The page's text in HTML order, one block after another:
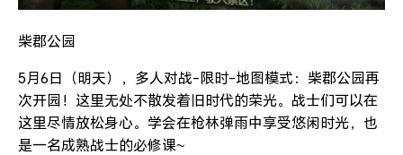
柴郡公园
5月6日（明天），多人对战-限时-地图模式：柴郡公园再
次开园！这里无处不散发着旧时代的荣光。战士们可以在
这里尽情放松身心。学会在枪林弹雨中享受悠闲时光，也
是一名成熟战士的必修课~